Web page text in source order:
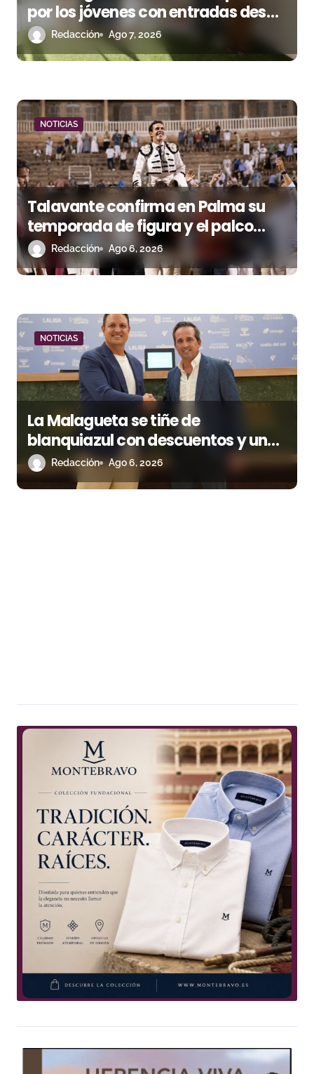
r
d
a
s
por los jóvenes con entradas desde
un euro
Redacción Ago 7, 2026
NOTICIAS
Talavante confirma en Palma su
temporada de figura y el palco
niega el premio a Roca Rey
Redacción Ago 6, 2026
NOTICIAS
La Malagueta se tiñe de
blanquiazul con descuentos y una
corrida homenaje al Málaga CF
Redacción Ago 6, 2026